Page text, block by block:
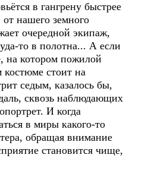
в гангрену быстрее
нашего земного
очередной экипаж,
то в полотна... А если
на котором пожилой
стоит на
седым, казалось бы,
сквозь наблюдающих
И когда
в миры какого-то
обращая внимание
становится чище,